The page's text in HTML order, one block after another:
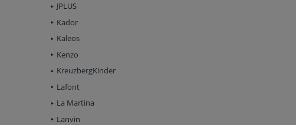
JPLUS
Kador
Kaleos
Kenzo
KreuzbergKinder
Lafont
La Martina
Lanvin